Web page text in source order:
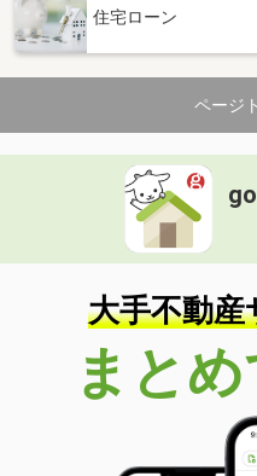
価 格
39万
住 所
京
浦山
京都府京都市中京区御池通
価 格
御
物件種別 貸
使用面積
京都府京都市下京区下魚棚
住宅ローン
ページ
大手不動産
まとめ